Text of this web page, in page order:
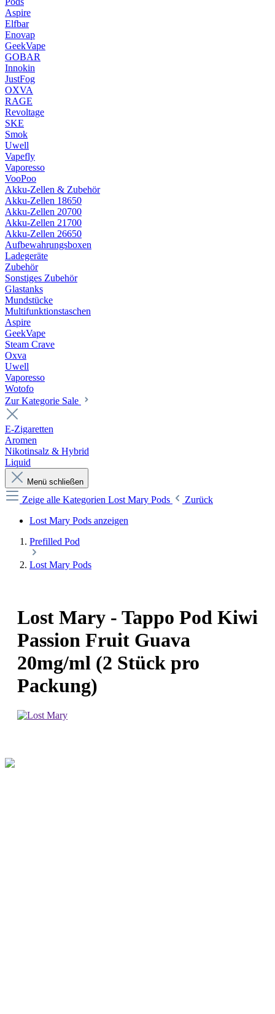
Aspire
Elfbar
Enovap
GeekVape
GOBAR
Innokin
JustFog
OXVA
RAGE
Revoltage
SKE
Smok
Uwell
Vapefly
Vaporesso
VooPoo
Akku-Zellen & Zubehör
Akku-Zellen 18650
Akku-Zellen 20700
Akku-Zellen 21700
Akku-Zellen 26650
Aufbewahrungsboxen
Ladegeräte
Zubehör
Sonstiges Zubehör
Glastanks
Mundstücke
Multifunktionstaschen
Aspire
GeekVape
Steam Crave
Oxva
Uwell
Vaporesso
Wotofo
Zur Kategorie Sale
E-Zigaretten
Aromen
Nikotinsalz & Hybrid
Liquid
Menü schließen
Zeige alle Kategorien Lost Mary Pods
Zurück
Lost Mary Pods anzeigen
Prefilled Pod
Lost Mary Pods
Lost Mary - Tappo Pod Kiwi
Passion Fruit Guava
20mg/ml (2 Stück pro
Packung)